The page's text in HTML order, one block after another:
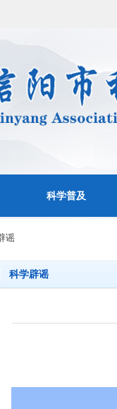
科学普及
谣
科学辟谣